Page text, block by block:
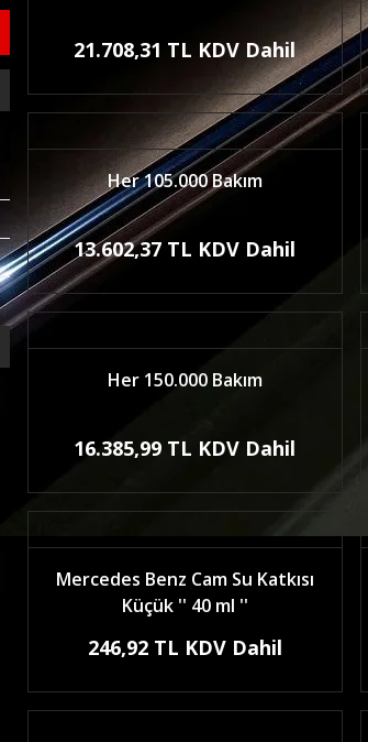
21.708,31 TL KDV Dahil
Her 105.000 Bakım
13.602,37 TL KDV Dahil
Her 150.000 Bakım
16.385,99 TL KDV Dahil
Mercedes Benz Cam Su Katkısı
Küçük '' 40 ml ''
246,92 TL KDV Dahil